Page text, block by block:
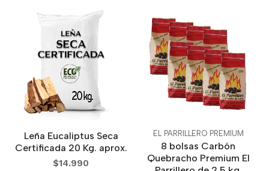
Leña Eucaliptus Seca
Certificada 20 Kg. aprox.
$14.990
EL PARRILLERO PREMIUM
8 bolsas Carbón
Quebracho Premium El